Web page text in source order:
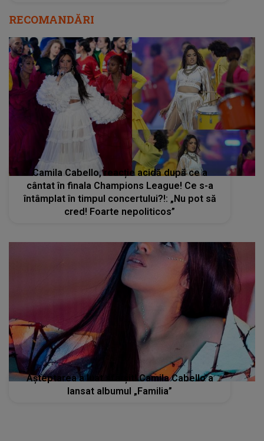
RECOMANDĂRI
Camila Cabello, reacție acidă după ce a
cântat în finala Champions League! Ce s-a
întâmplat în timpul concertului?!: „Nu pot să
cred! Foarte nepoliticos”
Așteptarea a luat sfârșit! Camila Cabello a
lansat albumul „Familia”